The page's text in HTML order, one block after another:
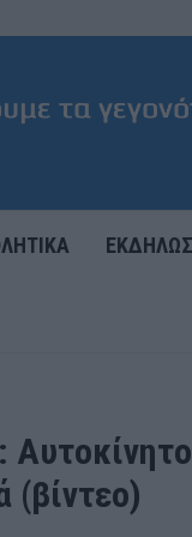
Αυτοκίνητο
(βίντεο)